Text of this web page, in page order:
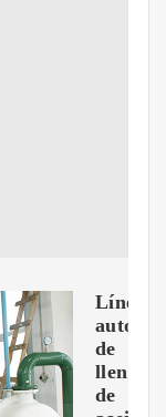
Línea
de
llenado
de